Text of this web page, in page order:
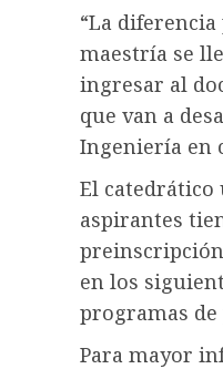
“La
maestría se
ingresar al
que van a
Ingeniería en
El
aspirantes
en los
programas de
Para mayor